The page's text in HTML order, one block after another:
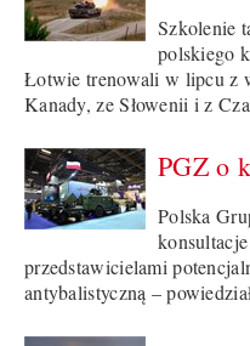
Szkolenie
polskiego
Łotwie trenowali w lipcu z
Kanady, ze Słowenii i z
PGZ o
Polska
przedstawicielami
antybalistyczną –